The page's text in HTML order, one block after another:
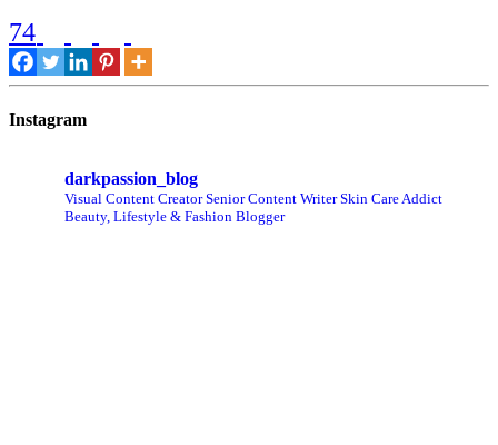
74
Instagram
darkpassion_blog
Visual Content CreatorSenior Content WriterSkin Care Addict
Beauty, Lifestyle & Fashion Blogger